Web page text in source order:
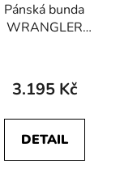
Pánská bunda
WRANGLER
Blue
3.195 Kč
DETAIL